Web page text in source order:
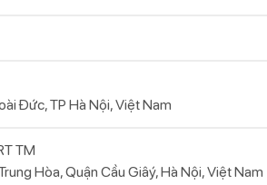
Đức, TP Hà Nội, Việt Nam
TM
Hòa, Quận Cầu Giâý, Hà Nội, Việt Nam